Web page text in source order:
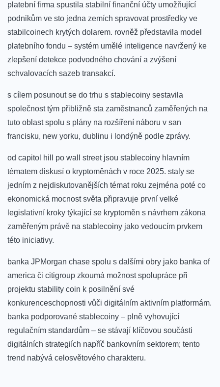
platební firma spustila stabilní finanční účty umožňující
podnikům ve sto jedna zemích spravovat prostředky ve
stabilcoinech krytých dolarem. rovněž představila model
platebního fondu – systém umělé inteligence navržený ke
zlepšení detekce podvodného chování a zvýšení
schvalovacích sazeb transakcí.
s cílem posunout se do trhu s stablecoiny sestavila
společnost tým přibližně sta zaměstnanců zaměřených na
tuto oblast spolu s plány na rozšíření náboru v san
francisku, new yorku, dublinu i londýně podle zprávy.
od capitol hill po wall street jsou stablecoiny hlavním
tématem diskusí o kryptoměnách v roce 2025. staly se
jedním z nejdiskutovanějších témat roku zejména poté co
ekonomická mocnost světa připravuje první velké
legislativní kroky týkající se kryptoměn s návrhem zákona
zaměřeným právě na stablecoiny jako vedoucím prvkem
této iniciativy.
banka JPMorgan chase spolu s dalšími obry jako banka of
america či citigroup zkoumá možnost spolupráce při
projektu stability coin k posilnění své
konkurenceschopnosti vůči digitálním aktivním platformám.
banka podporované stablecoiny – plně vyhovující
regulačním standardům – se stávají klíčovou součásti
digitálních strategiích napříč bankovním sektorem; tento
trend nabývá celosvětového charakteru.